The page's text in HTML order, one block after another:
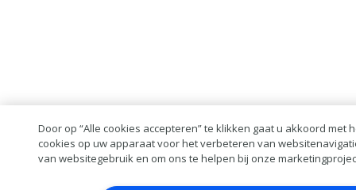
Door op “Alle cookies accepteren” te klikken gaat u akkoord met
cookies op uw apparaat voor het verbeteren van
van websitegebruik en om ons te helpen bij onze